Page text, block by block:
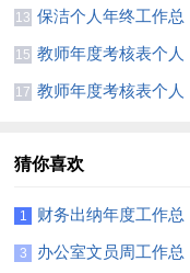
结(集锦15篇)
13 保洁个人年终工作总
结(集合15篇)
15 教师年度考核表个人
工作总结(通用13篇)
17 教师年度考核表个人
猜你喜欢
1
财务出纳年度工作总
结11篇
3
办公室文员周工作总